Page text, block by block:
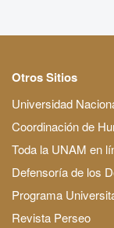
Otros Sitios
Universidad
Coordinación de
Toda la UNAM en
Defensoría de los
Programa
Revista Perseo